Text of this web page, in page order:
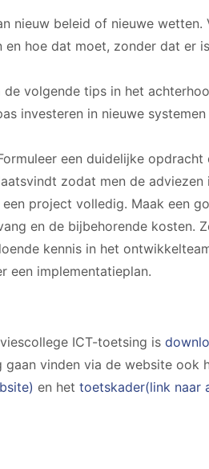
nieuw beleid of nieuwe
hoe dat moet, zonder dat er
volgende tips in het
investeren in nieuwe
een duidelijke
zodat men de adviezen
project volledig. Maak een
en de bijbehorende kosten.
kennis in het
een implementatieplan.
ICT-toetsing is
vinden via de website ook
en het toetskader(link naar